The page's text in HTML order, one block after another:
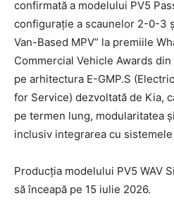
confirmată a modelului PV5
configurație a scaunelor 2-0-3
Van-Based MPV” la premiile
Commercial Vehicle Awards
pe arhitectura E-GMP.S
for Service) dezvoltată de Kia,
pe termen lung, modularitatea
inclusiv integrarea cu
Producția modelului PV5 WAV
să înceapă pe 15 iulie 2026.